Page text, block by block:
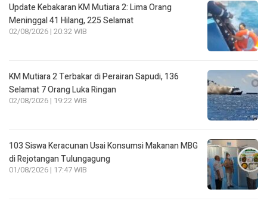
Update Kebakaran KM Mutiara 2: Lima Orang
Meninggal 41 Hilang, 225 Selamat
02/08/2026 | 20:32 WIB
KM Mutiara 2 Terbakar di Perairan Sapudi, 136
Selamat 7 Orang Luka Ringan
02/08/2026 | 19:22 WIB
103 Siswa Keracunan Usai Konsumsi Makanan MBG
di Rejotangan Tulungagung
01/08/2026 | 17:47 WIB